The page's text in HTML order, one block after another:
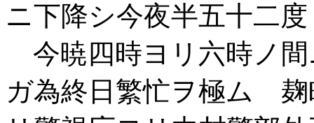
ニ下降シ今夜半五十二度
今暁四時ヨリ六時ノ
ガ為終日繁忙ヲ極ム 麹